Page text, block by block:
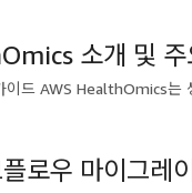
소개 및 주
이드 AWS HealthOmics는
로우 마이그레